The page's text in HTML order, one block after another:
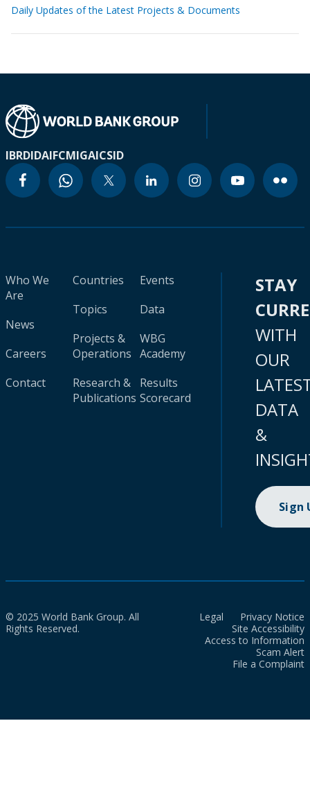
Daily Updates of the Latest Projects & Documents
IBRDIDAIFCMIGAICSID
Who We
Are
News
Careers
Contact
Countries
Topics
Projects &
Operations
Research &
Publications
Events
Data
WBG
Academy
Results
Scorecard
STAY
WITH
OUR
DATA
&
Sign
© 2025 World Bank Group. All
Rights Reserved.
Legal
Privacy Notice
Site Accessibility
Access to Information
Scam Alert
File a Complaint